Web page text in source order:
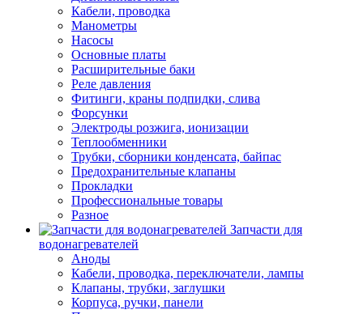
Кабели, проводка
Манометры
Насосы
Основные платы
Расширительные баки
Реле давления
Фитинги, краны подпидки, слива
Форсунки
Электроды розжига, ионизации
Теплообменники
Трубки, сборники конденсата, байпас
Предохранительные клапаны
Прокладки
Профессиональные товары
Разное
Запчасти для
водонагревателей
Аноды
Кабели, проводка, переключатели, лампы
Клапаны, трубки, заглушки
Корпуса, ручки, панели